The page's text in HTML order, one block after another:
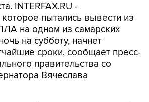
INTERFAX.RU -
пытались вывести из
на одном из самарских
на субботу, начнет
сроки, сообщает пресс-
правительства со
Вячеслава